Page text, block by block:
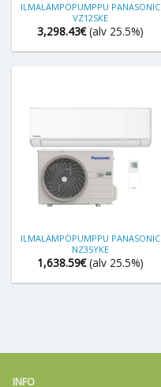
ILMALÄMPÖPUMPPU PANASONIC
VZ12SKE
3,298.43€ (alv 25.5%)
ILMALÄMPÖPUMPPU PANASONIC
NZ35YKE
1,638.59€ (alv 25.5%)
INFO